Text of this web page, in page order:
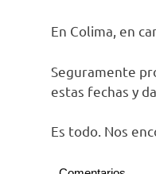
En Colima, en
Seguramente
estas fechas y
Es todo. Nos